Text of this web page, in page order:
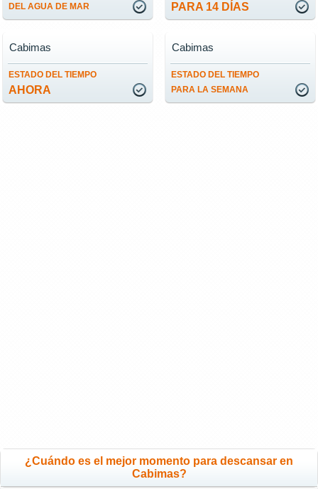
DEL AGUA DE MAR PARA 14 DÍAS
ESTADO DEL TIEMPO
AHORA
Cabimas
ESTADO DEL TIEMPO
PARA LA SEMANA
Cabimas
¿Cuándo es el mejor momento para descansar en
Cabimas?